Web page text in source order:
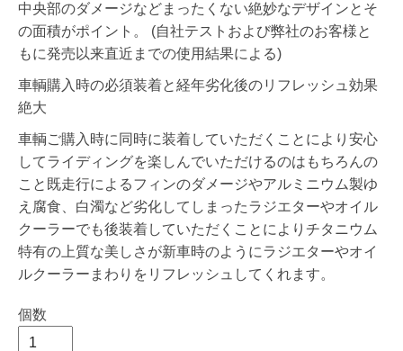
中央部のダメージなどまったくない絶妙なデザインとそ
の面積がポイント。 (自社テストおよび弊社のお客様と
もに発売以来直近までの使用結果による)
車輌購入時の必須装着と経年劣化後のリフレッシュ効果
絶大
車輌ご購入時に同時に装着していただくことにより安心
してライディングを楽しんでいただけるのはもちろんの
こと既走行によるフィンのダメージやアルミニウム製ゆ
え腐食、白濁など劣化してしまったラジエターやオイル
クーラーでも後装着していただくことによりチタニウム
特有の上質な美しさが新車時のようにラジエターやオイ
ルクーラーまわりをリフレッシュしてくれます。
個数